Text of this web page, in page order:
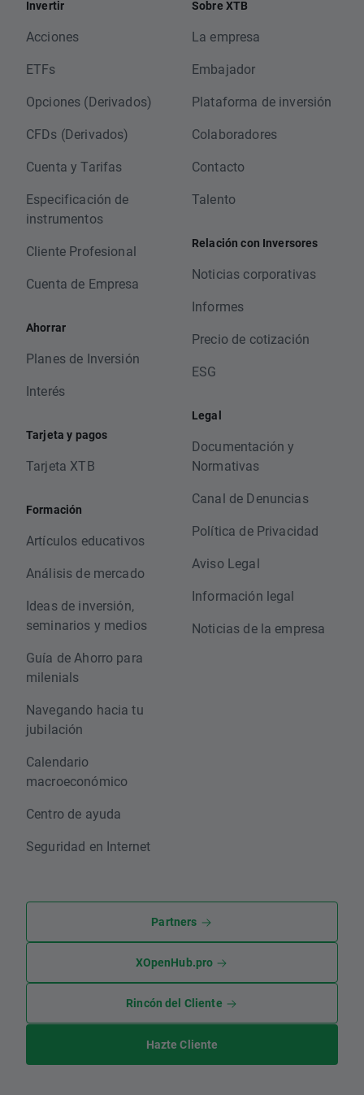
Invertir
Acciones
ETFs
Opciones (Derivados)
CFDs (Derivados)
Cuenta y Tarifas
Especificación de
instrumentos
Cliente Profesional
Cuenta de Empresa
Ahorrar
Planes de Inversión
Interés
Tarjeta y pagos
Tarjeta XTB
Formación
Artículos educativos
Análisis de mercado
Ideas de inversión,
seminarios y medios
Guía de Ahorro para
milenials
Navegando hacia tu
jubilación
Calendario
macroeconómico
Centro de ayuda
Seguridad en Internet
Sobre XTB
La empresa
Embajador
Plataforma de inversión
Colaboradores
Contacto
Talento
Relación con Inversores
Noticias corporativas
Informes
Precio de cotización
ESG
Legal
Documentación y
Normativas
Canal de Denuncias
Política de Privacidad
Aviso Legal
Información legal
Noticias de la empresa
Partners
XOpenHub.pro
Rincón del Cliente
Hazte Cliente